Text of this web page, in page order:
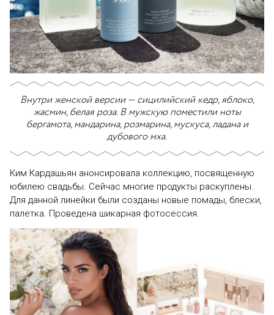
Внутри женской версии — сицилийский кедр, яблоко,
жасмин, белая роза. В мужскую поместили ноты
бергамота, мандарина, розмарина, мускуса, ладана и
дубового мха.
Ким Кардашьян анонсировала коллекцию, посвященную
юбилею свадьбы. Сейчас многие продукты раскуплены.
Для данной линейки были созданы новые помады, блески,
палетка. Проведена шикарная фотосессия.